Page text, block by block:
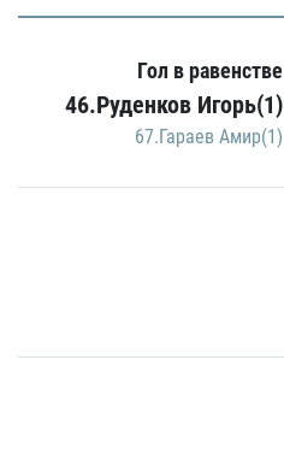
Гол в равенстве
46.Руденков Игорь(1)
67.Гараев Амир(1)